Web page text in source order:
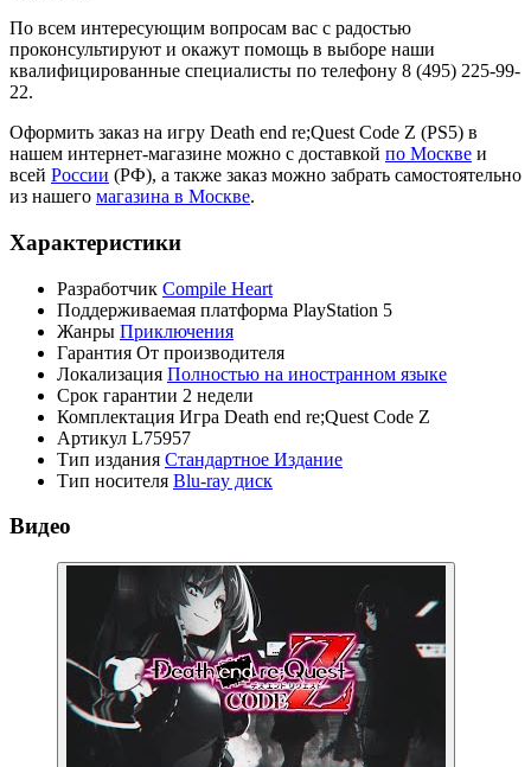
По всем интересующим вопросам вас с радостью
проконсультируют и окажут помощь в выборе наши
квалифицированные специалисты по телефону 8 (495) 225-99-
22.
Оформить заказ на игру Death end re;Quest Code Z (PS5) в
нашем интернет-магазине можно с доставкой по Москве и
всей России (РФ), а также заказ можно забрать самостоятельно
из нашего магазина в Москве.
Характеристики
Разработчик Compile Heart
Поддерживаемая платформа PlayStation 5
Жанры Приключения
Гарантия От производителя
Локализация Полностью на иностранном языке
Срок гарантии 2 недели
Комплектация Игра Death end re;Quest Code Z
Артикул L75957
Тип издания Стандартное Издание
Тип носителя Blu-ray диск
Видео